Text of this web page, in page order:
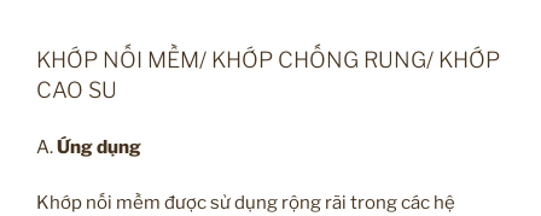
KHỚP NỐI MỀM/ KHỚP CHỐNG RUNG/ KHỚP
CAO SU
A.Ứng dụng
Khớp nối mềm được sử dụng rộng rãi trong các hệ